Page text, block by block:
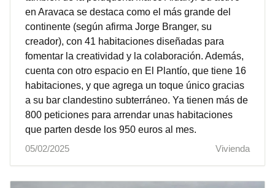
en Aravaca se destaca como el más grande del
continente (según afirma Jorge Branger, su
creador), con 41 habitaciones diseñadas para
fomentar la creatividad y la colaboración. Además,
cuenta con otro espacio en El Plantío, que tiene 16
habitaciones, y que agrega un toque único gracias
a su bar clandestino subterráneo. Ya tienen más de
800 peticiones para arrendar unas habitaciones
que parten desde los 950 euros al mes.
05/02/2025
Vivienda